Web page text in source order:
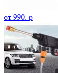
от 990. p